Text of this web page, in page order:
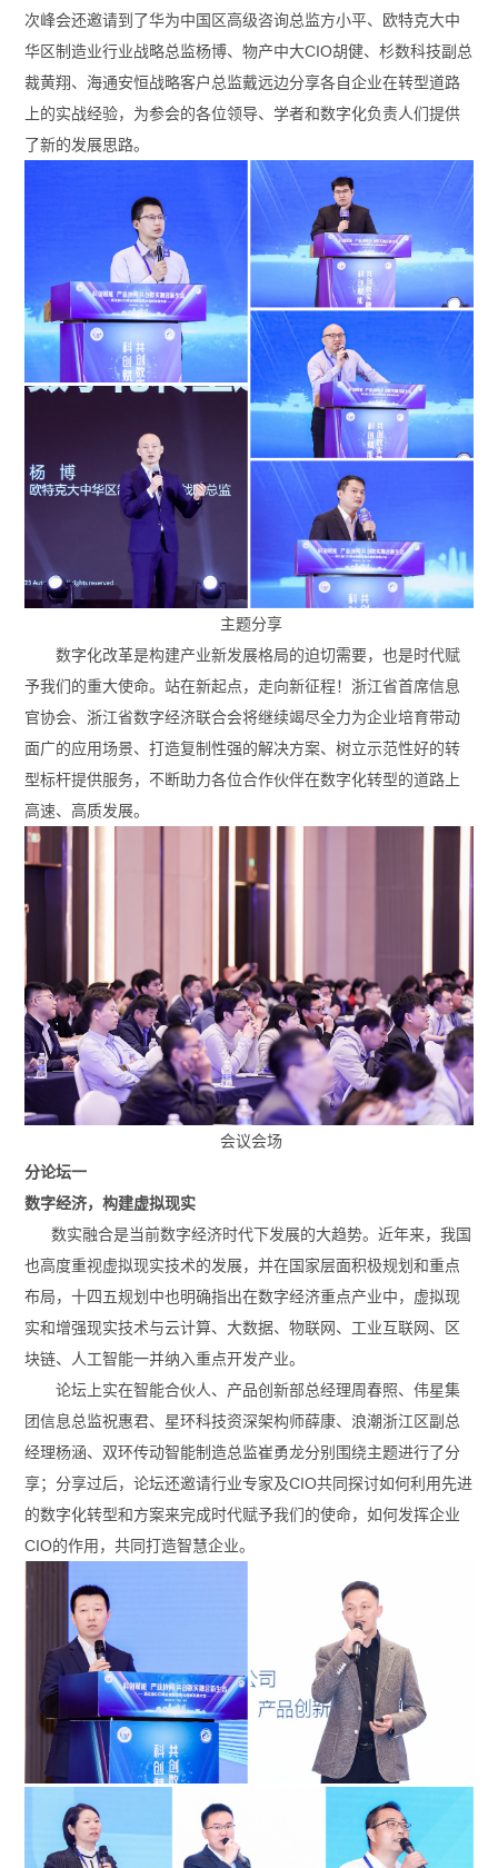
次峰会还邀请到了华为中国区高级咨询总监方小平、欧特克大中
华区制造业行业战略总监杨博、物产中大CIO胡健、杉数科技副总
裁黄翔、海通安恒战略客户总监戴远边分享各自企业在转型道路
上的实战经验，为参会的各位领导、学者和数字化负责人们提供
了新的发展思路。
主题分享
数字化改革是构建产业新发展格局的迫切需要，也是时代赋
予我们的重大使命。站在新起点，走向新征程！浙江省首席信息
官协会、浙江省数字经济联合会将继续竭尽全力为企业培育带动
面广的应用场景、打造复制性强的解决方案、树立示范性好的转
型标杆提供服务，不断助力各位合作伙伴在数字化转型的道路上
高速、高质发展。
会议会场
分论坛一
数字经济，构建虚拟现实
数实融合是当前数字经济时代下发展的大趋势。近年来，我国
也高度重视虚拟现实技术的发展，并在国家层面积极规划和重点
布局，十四五规划中也明确指出在数字经济重点产业中，虚拟现
实和增强现实技术与云计算、大数据、物联网、工业互联网、区
块链、人工智能一并纳入重点开发产业。
论坛上实在智能合伙人、产品创新部总经理周春照、伟星集
团信息总监祝惠君、星环科技资深架构师薛康、浪潮浙江区副总
经理杨涵、双环传动智能制造总监崔勇龙分别围绕主题进行了分
享；分享过后，论坛还邀请行业专家及CIO共同探讨如何利用先进
的数字化转型和方案来完成时代赋予我们的使命，如何发挥企业
CIO的作用，共同打造智慧企业。